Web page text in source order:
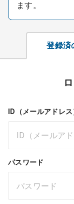
医院の譲渡・売却を
採用をお考えの医療
ます。
登録済
ID（メールアドレス
パスワード